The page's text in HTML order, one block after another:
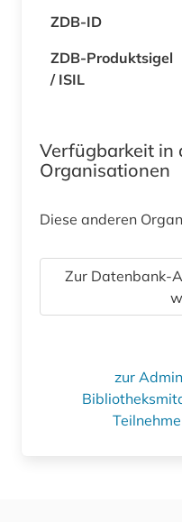
ZDB-ID
ZDB-Produktsigel
/ ISIL
Verfügbarkeit in
Organisationen
Diese anderen
Zur Datenbank-
zur